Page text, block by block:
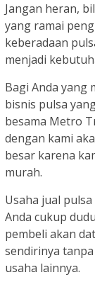
Jangan heran,
yang ramai
keberadaan
menjadi
Bagi Anda yang
bisnis pulsa
besama Metro
dengan kami
besar karena
murah.
Usaha jual
Anda cukup
pembeli akan
sendirinya
usaha lainnya.